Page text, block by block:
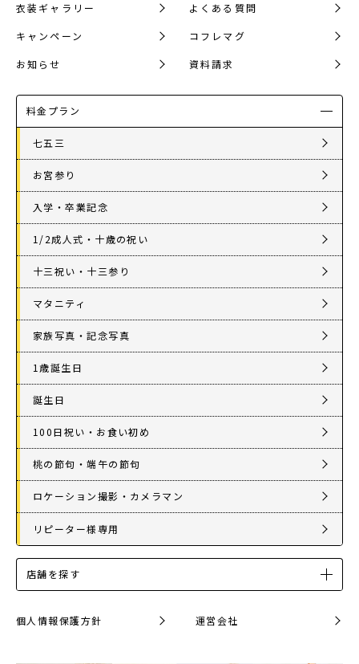
衣装ギャラリー よくある質問
キャンペーン コフレマグ
お知らせ 資料請求
料金プラン
七五三
お宮参り
入学・卒業記念
1/2成人式・十歳の祝い
十三祝い・十三参り
マタニティ
家族写真・記念写真
1歳誕生日
誕生日
100日祝い・お食い初め
桃の節句・端午の節句
ロケーション撮影・カメラマン
リピーター様専用
店舗を探す
個人情報保護方針 運営会社